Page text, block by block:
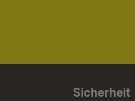
Sicherheit